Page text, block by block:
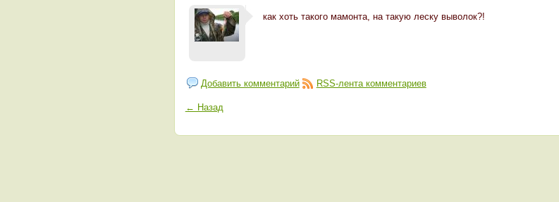
как хоть такого мамонта, на такую леску выволок?!
Добавить комментарий RSS-лента комментариев
← Назад